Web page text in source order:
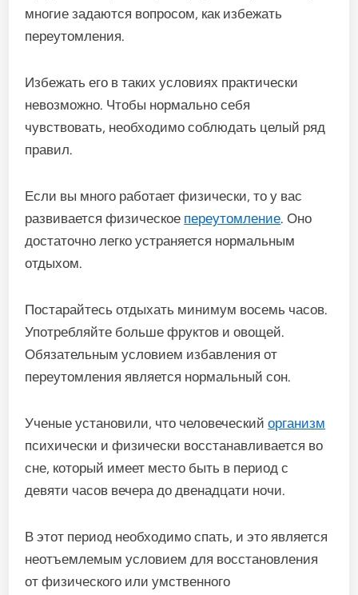
многие задаются вопросом, как избежать
переутомления.
Избежать его в таких условиях практически
невозможно. Чтобы нормально себя
чувствовать, необходимо соблюдать целый ряд
правил.
Если вы много работает физически, то у вас
развивается физическое переутомление. Оно
достаточно легко устраняется нормальным
отдыхом.
Постарайтесь отдыхать минимум восемь часов.
Употребляйте больше фруктов и овощей.
Обязательным условием избавления от
переутомления является нормальный сон.
Ученые установили, что человеческийорганизм
психически и физически восстанавливается во
сне, который имеет место быть в период с
девяти часов вечера до двенадцати ночи.
В этот период необходимо спать, и это является
неотъемлемым условием для восстановления
от физического или умственного